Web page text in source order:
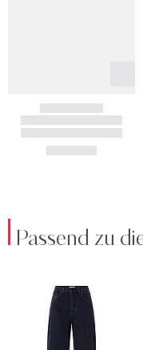
Passend zu